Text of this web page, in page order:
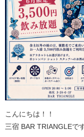
こんにちは！！
三宿 BAR TRIANGLEで